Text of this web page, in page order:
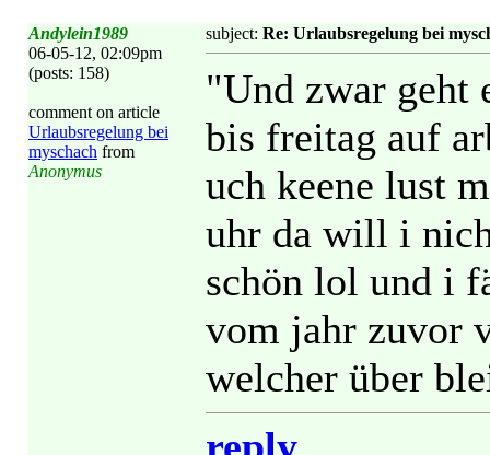
Andylein1989
06-05-12, 02:09pm
(posts: 158)
comment on article
Urlaubsregelung bei
myschach from
Anonymus
subject: Re: Urlaubsregelung bei
"Und zwar geht
bis freitag auf
uch keene lust
uhr da will i
schön lol und i
vom jahr zuvor
welcher über